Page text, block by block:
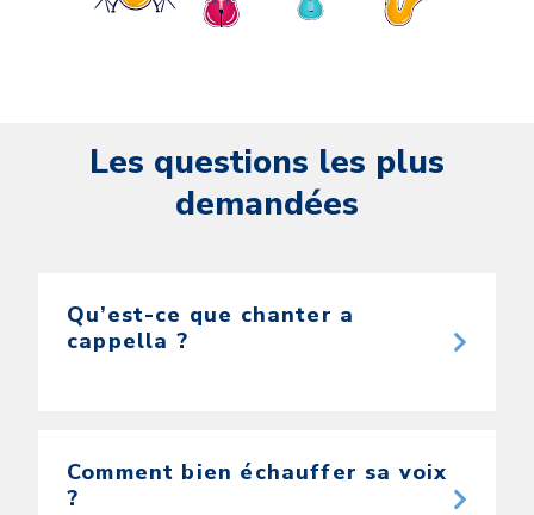
Les questions les plus
demandées
Qu’est-ce que chanter a
cappella ?
Comment bien échauffer sa voix
?